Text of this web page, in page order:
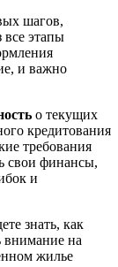
шагов,
все этапы
и важно
о текущих
кредитования
требования
свои финансы,
и
знать, как
внимание на
жилье